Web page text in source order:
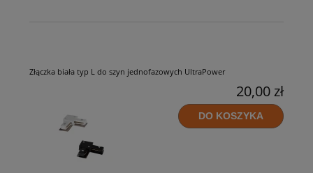
Złączka biała typ L do szyn jednofazowych UltraPower
20,00 zł
DO KOSZYKA